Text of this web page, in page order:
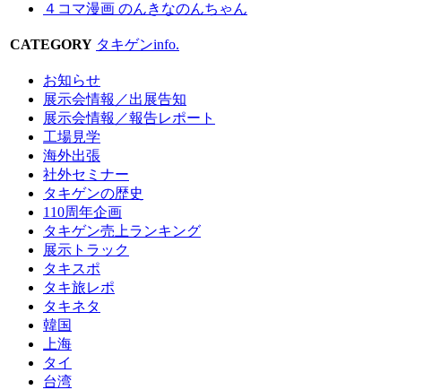
４コマ漫画 のんきなのんちゃん
CATEGORY タキゲンinfo.
お知らせ
展示会情報／出展告知
展示会情報／報告レポート
工場見学
海外出張
社外セミナー
タキゲンの歴史
110周年企画
タキゲン売上ランキング
展示トラック
タキスポ
タキ旅レポ
タキネタ
韓国
上海
タイ
台湾